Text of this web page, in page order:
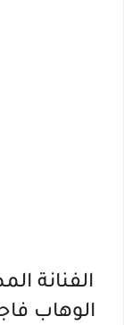
الفنانة
الوهاب